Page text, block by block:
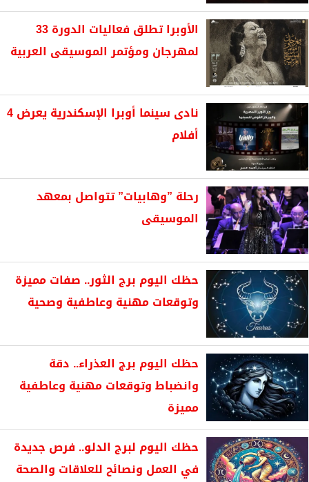
الأوبرا تطلق فعاليات الدورة 33
لمهرجان ومؤتمر الموسيقى العربية
نادى سينما أوبرا الإسكندرية يعرض 4
أفلام
رحلة ”وهابيات” تتواصل بمعهد
الموسيقى
حظك اليوم برج الثور.. صفات مميزة
وتوقعات مهنية وعاطفية وصحية
حظك اليوم برج العذراء.. دقة
وانضباط وتوقعات مهنية وعاطفية
مميزة
حظك اليوم لبرج الدلو.. فرص جديدة
في العمل ونصائح للعلاقات والصحة